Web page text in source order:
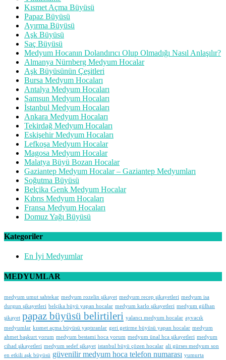
Kısmet Açma Büyüsü
Papaz Büyüsü
Ayırma Büyüsü
Aşk Büyüsü
Saç Büyüsü
Medyum Hocanın Dolandırıcı Olup Olmadığı Nasıl Anlaşılır?
Almanya Nürnberg Medyum Hocalar
Aşk Büyüsünün Çeşitleri
Bursa Medyum Hocaları
Antalya Medyum Hocaları
Samsun Medyum Hocaları
İstanbul Medyum Hocaları
Ankara Medyum Hocaları
Tekirdağ Medyum Hocaları
Eskişehir Medyum Hocaları
Lefkoşa Medyum Hocalar
Magosa Medyum Hocalar
Malatya Büyü Bozan Hocalar
Gaziantep Medyum Hocalar – Gaziantep Medyumları
Soğutma Büyüsü
Belçika Genk Medyum Hocalar
Kıbrıs Medyum Hocaları
Fransa Medyum Hocaları
Domuz Yağı Büyüsü
Kategoriler
En İyi Medyumlar
MEDYUMLAR
medyum umut sahtekar medyum rozelin şikayet medyum recep şikayetleri medyum isa
durgun şikayetleri belçika büyü yapan hocalar medyum karlo şikayetleri medyum gülhan
şikayet papaz büyüsü belirtileri yalancı medyum hocalar ayvacık
medyumlar kısmet açma büyüsü yaptıranlar geri getirme büyüsü yapan hocalar medyum
ahmet başkurt yorum medyum bestami hoca yorum medyum ünal hca şikayetleri medyum
cihad şikayetleri medyum sedef şikayet istanbul büyü çözen hocalar ali gürses medyum son
en etkili aşk büyüsü güvenilir medyum hoca telefon numarası yumurta